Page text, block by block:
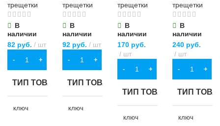
трещетки
В
наличии
82 руб. шт
В КОРЗИНУ
ТИП ТОВАРА
ключ
трещетки
В
наличии
92 руб. шт
В КОРЗИНУ
ТИП ТОВАРА
ключ
трещетки
В
наличии
170 руб.
шт
В КОРЗИНУ
ТИП ТОВАРА
ключ
трещетки
В
наличии
240 руб.
шт
В КОРЗИНУ
ТИП
ключ